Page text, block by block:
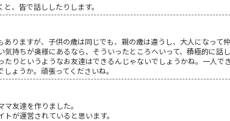
、皆で話ししたりします。
りますが、子供の歳は同じでも、親の歳は違うし、大人になって
持ちが奥様にあるなら、そういったところへいって、積極的に話
りというようなお友達はできるんじゃないでしょうかね。一人で
ょうか。頑張ってくださいね。
友達を作りました。
が運営されていると思います。